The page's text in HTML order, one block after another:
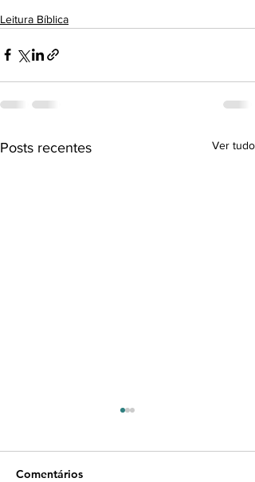
Leitura Bíblica
Posts recentes Ver tudo
Comentários